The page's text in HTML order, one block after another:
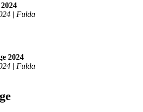
| Fulda
2024
| Fulda